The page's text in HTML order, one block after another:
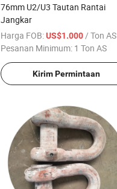
76mm U2/U3 Tautan Rantai
Jangkar
Harga FOB:US$1.000 / Ton AS
Pesanan Minimum: 1 Ton AS
Kirim Permintaan